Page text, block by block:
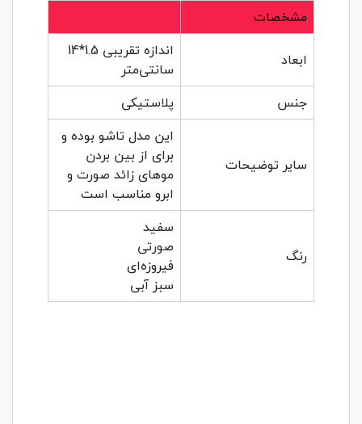
مشخصات
ابعاد
اندازه تقریبی 1.5*14
سانتی‌متر
جنس
پلاستیکی
سایر توضیحات
این مدل تاشو بوده و
برای از بین بردن
مو‌های زائد صورت و
ابرو مناسب است
رنگ
سفید
صورتی
فیروزه‌ای
سبز آبی